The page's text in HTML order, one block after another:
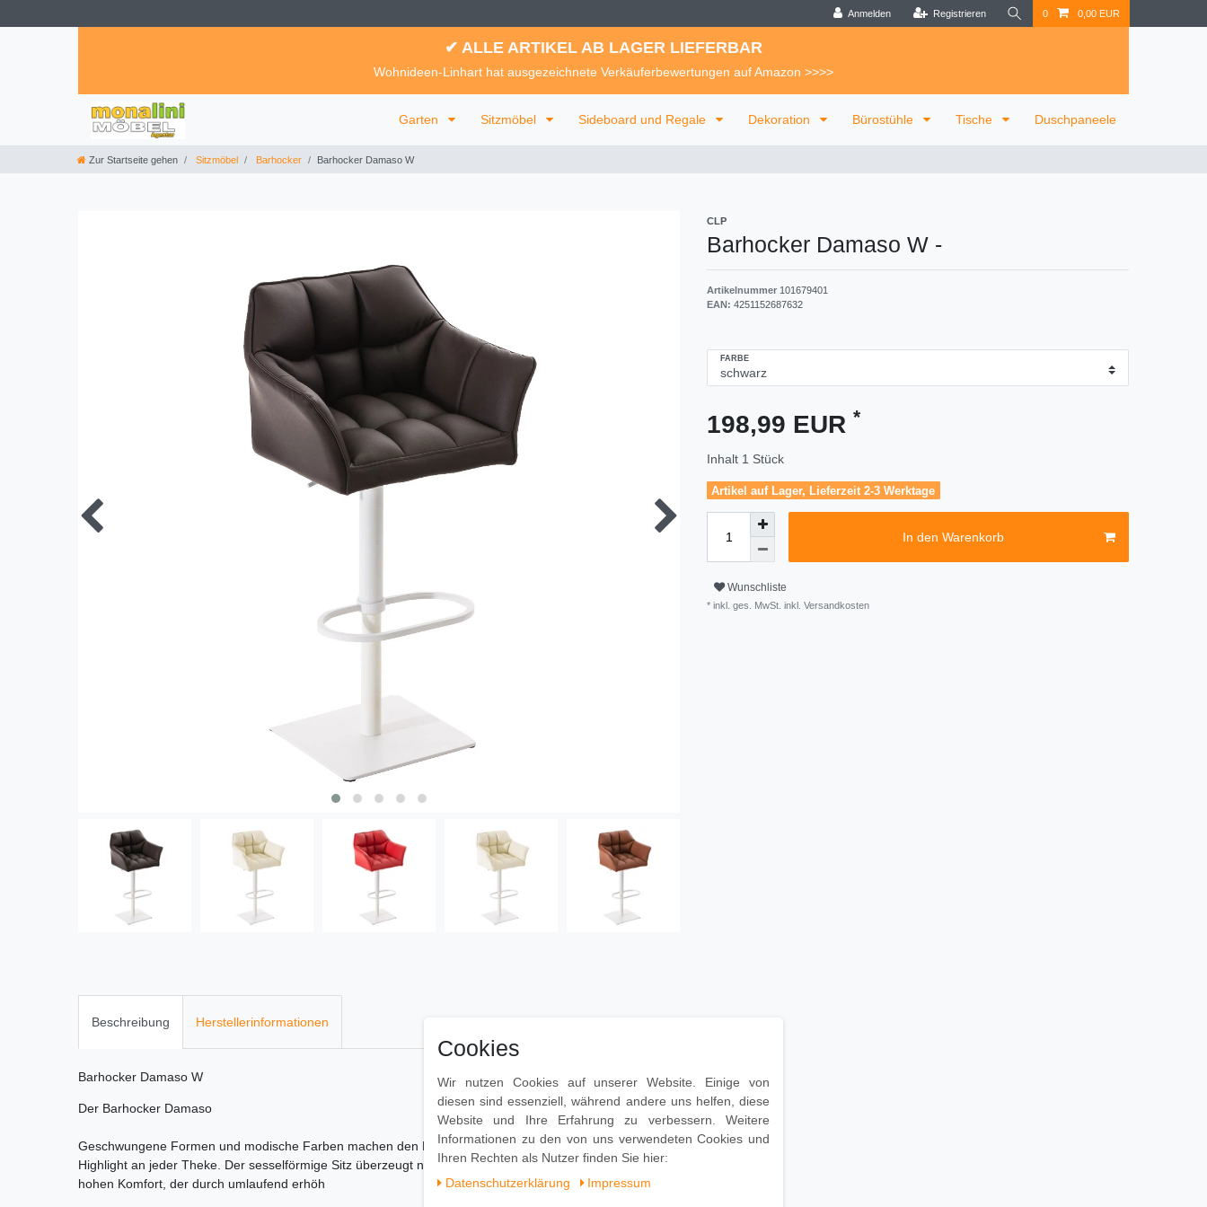
Anmelden Registrieren 0 0,00 EUR
✔ ALLE ARTIKEL AB LAGER LIEFERBAR
Wohnideen-Linhart hat ausgezeichnete Verkäuferbewertungen auf Amazon >>>>
Garten Sitzmöbel Sideboard und Regale Dekoration Bürostühle Tische Duschpaneele
Zur Startseite gehen Sitzmöbel Barhocker Barhocker Damaso W
CLP
Barhocker Damaso W -
Artikelnummer 101679401
EAN: 4251152687632
FARBE
198,99 EUR *
Inhalt 1 Stück
Artikel auf Lager, Lieferzeit 2-3 Werktage
In den Warenkorb
Wunschliste
* inkl. ges. MwSt. inkl. Versandkosten
Beschreibung Herstellerinformationen
Barhocker Damaso W
Der Barhocker Damaso
Geschwungene Formen und modische Farben machen den Barhocker Damaso zu einem optischen
Highlight an jeder Theke. Der sesselförmige Sitz überzeugt neben seiner modernen Optik durch seinen
hohen Komfort, der durch umlaufend erhöh
Cookies
Wir nutzen Cookies auf unserer Website. Einige von
diesen sind essenziell, während andere uns helfen, diese
Website und Ihre Erfahrung zu verbessern. Weitere
Informationen zu den von uns verwendeten Cookies und
Ihren Rechten als Nutzer finden Sie hier:
Daten­schutz­erklärung
Impressum